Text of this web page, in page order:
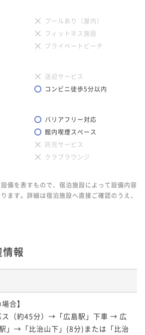
プールあり（屋内）
フィットネス施設
プライベートビーチ
送迎サービス
コンビニ徒歩5分以内
バリアフリー対応
館内喫煙スペース
託児サービス
クラブラウンジ
備を表すもので、宿泊施設によって設備内容
ます。詳細は宿泊施設へ直接ご確認のうえ、
報
合】
ス（約45分）→「広島駅」下車 → 広
」→「比治山下」(8分)または「比治